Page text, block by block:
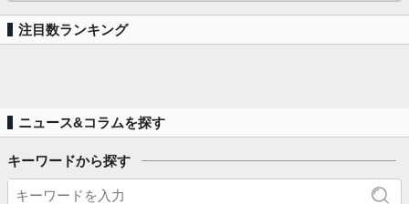
注目数ランキング
ニュース&コラムを探す
キーワードから探す